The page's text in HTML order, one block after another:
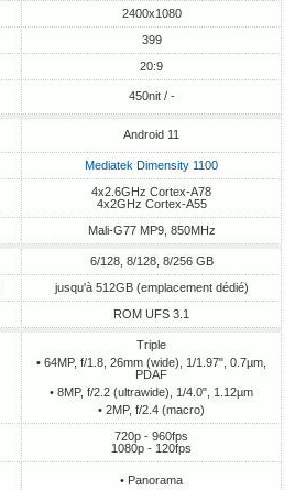
2400x1080
399
20:9
450nit / -
Android 11
Mediatek Dimensity 1100
4x2.6GHz Cortex-A78
4x2GHz Cortex-A55
Mali-G77 MP9, 850MHz
6/128, 8/128, 8/256 GB
jusqu'à 512GB (emplacement dédié)
ROM UFS 3.1
Triple
• 64MP, f/1.8, 26mm (wide), 1/1.97", 0.7µm,
PDAF
• 8MP, f/2.2 (ultrawide), 1/4.0", 1.12µm
• 2MP, f/2.4 (macro)
720p - 960fps
1080p - 120fps
• Panorama